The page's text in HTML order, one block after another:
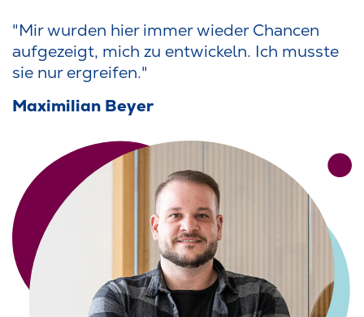
Shop
Kontakt
Sprachen
"Mir wurden hier immer wieder Chancen
aufgezeigt, mich zu entwickeln. Ich musste
sie nur ergreifen."
Maximilian Beyer